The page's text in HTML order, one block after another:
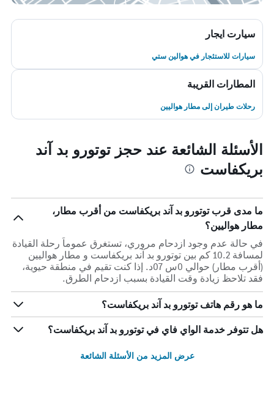
سيارت ايجار
سيارات للاستئجار في هوالين ستي
المطارات القريبة
رحلات طيران إلى مطار هواليين
الأسئلة الشائعة عند حجز توتورو بد آند
بريكفاست
ما مدى قرب توتورو بد آند بريكفاست من أقرب مطار،
مطار هواليين؟
في حالة عدم وجود ازدحام مروري، تستغرق عموماً رحلة القيادة
لمسافة 10.2 كم بين توتورو بد آند بريكفاست و مطار هواليين
(أقرب مطار) حوالي 0س 07د. إذا كنت تقيم في منطقة حيوية،
فقد تلاحظ زيادة وقت القيادة بسبب ازدحام الطرق.
ما هو رقم هاتف توتورو بد آند بريكفاست؟
هل تتوفر خدمة الواي فاي في توتورو بد آند بريكفاست؟
عرض المزيد من الأسئلة الشائعة